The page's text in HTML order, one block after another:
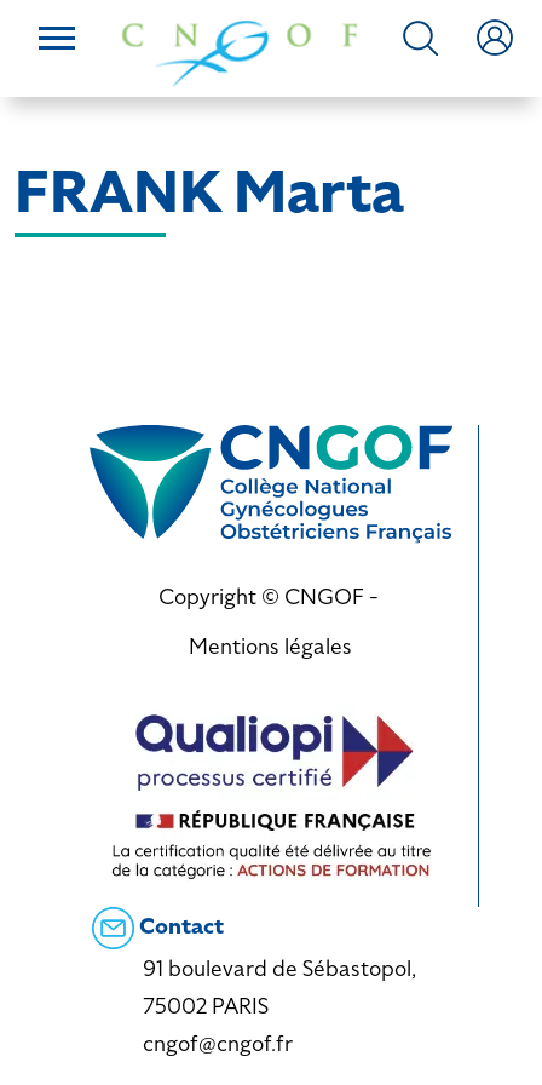
FRANK Marta
Copyright © CNGOF -
Mentions légales
Contact
91 boulevard de Sébastopol,
75002 PARIS
cngof@cngof.fr